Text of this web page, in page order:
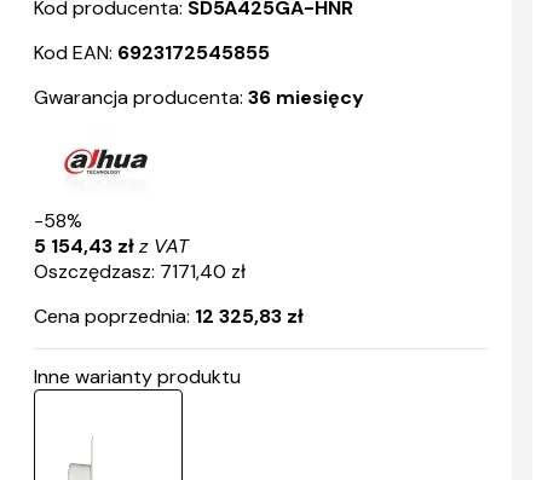
Kod producenta: SD5A425GA-HNR
Kod EAN: 6923172545855
Gwarancja producenta: 36 miesięcy
-58%
5 154,43 złz VAT
Oszczędzasz: 7171,40 zł
Cena poprzednia: 12 325,83 zł
Inne warianty produktu